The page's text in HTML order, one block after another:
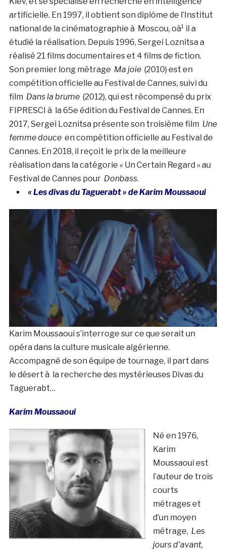
artificielle. En 1997, il obtient son diplôme de l’Institut
national de la cinématographie à Moscou, oà¹ il a
étudié la réalisation. Depuis 1996, Sergei Loznitsa a
réalisé 21 films documentaires et 4 films de fiction.
Son premier long métrage Ma joie (2010) est en
compétition officielle au Festival de Cannes, suivi du
film Dans la brume(2012), qui est récompensé du prix
FIPRESCI à la 65e édition du Festival de Cannes. En
2017, Sergei Loznitsa présente son troisième film Une
femme douceen compétition officielle au Festival de
Cannes. En 2018, il reçoit le prix de la meilleure
réalisation dans la catégorie « Un Certain Regard » au
Festival de Cannes pour Donbass.
« Les divas du Taguerabt » de Karim Moussaoui
Karim Moussaoui s’interroge sur ce que serait un
opéra dans la culture musicale algérienne.
Accompagné de son équipe de tournage, il part dans
le désert à la recherche des mystérieuses Divas du
Taguerabt…
Karim Moussaoui
Né en 1976,
Karim
Moussaoui est
l’auteur de trois
courts
métrages et
d’un moyen
métrage, Les
jours d’avant,